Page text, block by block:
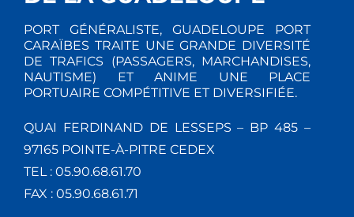
PORT GÉNÉRALISTE, GUADELOUPE PORT
CARAÏBES TRAITE UNE GRANDE DIVERSITÉ
DE TRAFICS (PASSAGERS, MARCHANDISES,
NAUTISME) ET ANIME UNE PLACE
PORTUAIRE COMPÉTITIVE ET DIVERSIFIÉE.
QUAI FERDINAND DE LESSEPS – BP 485 –
97165 POINTE-À-PITRE CEDEX
TEL : 05.90.68.61.70
FAX : 05.90.68.61.71